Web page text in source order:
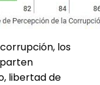
los
libertad de